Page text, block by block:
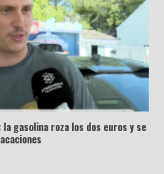
gasolina roza los dos euros y se